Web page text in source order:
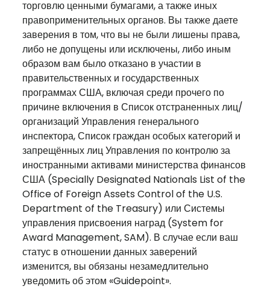
торговлю ценными бумагами, а также иных
правоприменительных органов. Вы также даете
заверения в том, что вы не были лишены права,
либо не допущены или исключены, либо иным
образом вам было отказано в участии в
правительственных и государственных
программах США, включая среди прочего по
причине включения в Список отстраненных лиц/
организаций Управления генерального
инспектора, Список граждан особых категорий и
запрещённых лиц Управления по контролю за
иностранными активами министерства финансов
США (Specially Designated Nationals List of the
Office of Foreign Assets Control of the U.S.
Department of the Treasury) или Системы
управления присвоения наград (System for
Award Management, SAM). В случае если ваш
статус в отношении данных заверений
изменится, вы обязаны незамедлительно
уведомить об этом «Guidepoint».